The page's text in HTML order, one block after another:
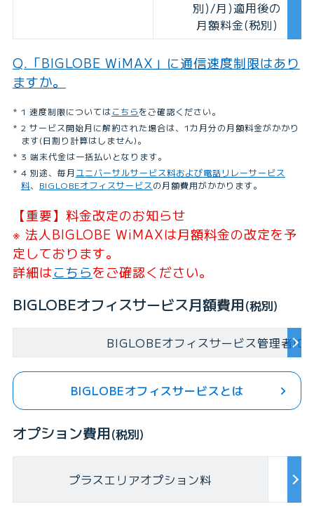
別)/月)適用後の
月額料金(税別)
Q.「BIGLOBE WiMAX」に通信速度制限はあり
ますか。
1 速度制限についてはこちらをご確認ください。
2 サービス開始月に解約された場合は、1カ月分の月額料金がかかり
ます(日割り計算はしません)。
3 端末代金は一括払いとなります。
4 別途、毎月 ユニバーサルサービス料および電話リレーサービス
料、 BIGLOBEオフィスサービスの月額費用がかかります。
【重要】料金改定のお知らせ
※ 法人BIGLOBE WiMAXは月額料金の改定を予
定しております。
詳細はこちらをご確認ください。
BIGLOBEオフィスサービス月額費用(税別)
BIGLOBEオフィスサービス管理者ID
BIGLOBEオフィスサービスとは
オプション費用(税別)
プラスエリアオプション料